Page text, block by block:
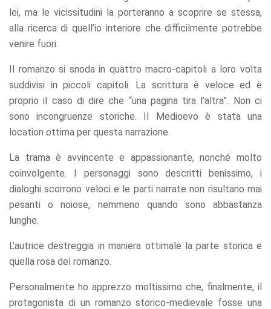
lei, ma le vicissitudini la porteranno a scoprire se stessa,
alla ricerca di quell’io interiore che difficilmente potrebbe
venire fuori.
Il romanzo si snoda in quattro macro-capitoli a loro volta
suddivisi in piccoli capitoli. La scrittura è veloce ed è
proprio il caso di dire che “una pagina tira l’altra”. Non ci
sono incongruenze storiche. Il Medioevo è stata una
location ottima per questa narrazione.
La trama è avvincente e appassionante, nonché molto
coinvolgente. I personaggi sono descritti benissimo, i
dialoghi scorrono veloci e le parti narrate non risultano mai
pesanti o noiose, nemmeno quando sono abbastanza
lunghe.
L’autrice destreggia in maniera ottimale la parte storica e
quella rosa del romanzo.
Personalmente ho apprezzo moltissimo che, finalmente, il
protagonista di un romanzo storico-medievale fosse una